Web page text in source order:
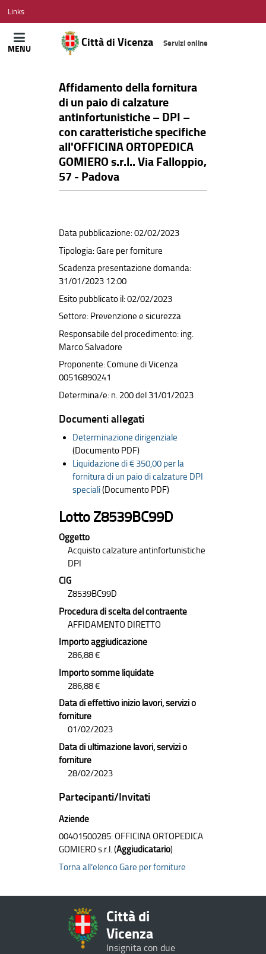
CITTÀ
DI
VICENZA
Links
Città di Vicenza Servizi online
MENU
Affidamento della fornitura
di un paio di calzature
antinfortunistiche – DPI –
con caratteristiche specifiche
all'OFFICINA ORTOPEDICA
GOMIERO s.r.l.. Via Falloppio,
57 - Padova
Data pubblicazione: 02/02/2023
Tipologia: Gare per forniture
Scadenza presentazione domanda:
31/01/2023 12:00
Esito pubblicato il: 02/02/2023
Settore: Prevenzione e sicurezza
Responsabile del procedimento: ing.
Marco Salvadore
Proponente: Comune di Vicenza
00516890241
Determina/e: n. 200 del 31/01/2023
Documenti allegati
Determinazione dirigenziale
(Documento PDF)
Liquidazione di € 350,00 per la
fornitura di un paio di calzature DPI
speciali(Documento PDF)
Lotto Z8539BC99D
Oggetto
Acquisto calzature antinfortunistiche
DPI
CIG
Z8539BC99D
Procedura di scelta del contraente
AFFIDAMENTO DIRETTO
Importo aggiudicazione
286,88 €
Importo somme liquidate
286,88 €
Data di effettivo inizio lavori, servizi o
forniture
01/02/2023
Data di ultimazione lavori, servizi o
forniture
28/02/2023
Partecipanti/Invitati
Aziende
00401500285: OFFICINA ORTOPEDICA
GOMIERO s.r.l. (Aggiudicatario)
Torna all’elenco Gare per forniture
Città di
Vicenza
Insignita con due